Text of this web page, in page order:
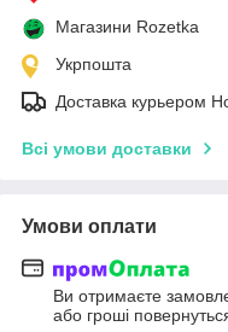
Магазини Rozetka
Укрпошта
Доставка курьером
Всі умови доставки
Умови оплати
Ви отримаєте
або гроші